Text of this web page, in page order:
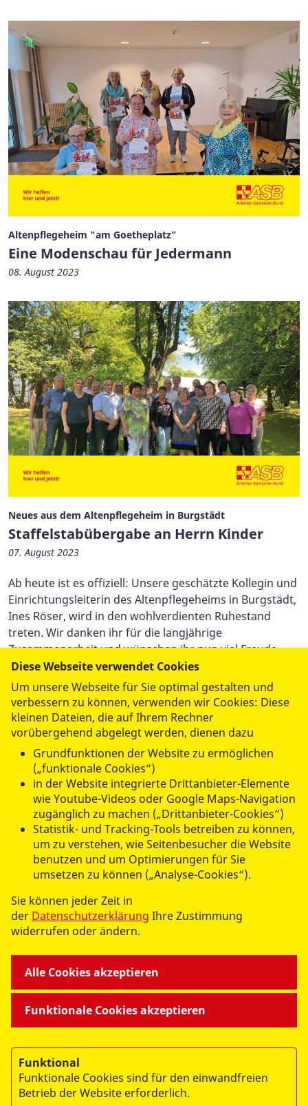
Altenpflegeheim "am Goetheplatz"
Eine Modenschau für Jedermann
08. August 2023
Neues aus dem Altenpflegeheim in Burgstädt
Staffelstabübergabe an Herrn Kinder
07. August 2023
Ab heute ist es offiziell: Unsere geschätzte Kollegin und
Einrichtungsleiterin des Altenpflegeheims in Burgstädt,
Ines Röser, wird in den wohlverdienten Ruhestand
treten. Wir danken ihr für die langjährige
Zusammenarbeit und wünschen ihr nun viel Freude
und tolle Erlebnisse in diesem neuen Lebensabschnitt.
1 2 3 4
8
UNSERE ANGEBOTE
WIR ÜBER UNS
Impressum
Datenschutz
Diese Webseite verwendet Cookies
Um unsere Webseite für Sie optimal gestalten und
verbessern zu können, verwenden wir Cookies: Diese
kleinen Dateien, die auf Ihrem Rechner
vorübergehend abgelegt werden, dienen dazu
Grundfunktionen der Website zu ermöglichen
(„funktionale Cookies“)
in der Website integrierte Drittanbieter-Elemente
wie Youtube-Videos oder Google Maps-Navigation
zugänglich zu machen („Drittanbieter-Cookies“)
Statistik- und Tracking-Tools betreiben zu können,
um zu verstehen, wie Seitenbesucher die Website
benutzen und um Optimierungen für Sie
umsetzen zu können („Analyse-Cookies“).
Sie können jeder Zeit in
der Datenschutzerklärung Ihre Zustimmung
widerrufen oder ändern.
Funktionale Cookies akzeptieren
Alle Cookies akzeptieren
Funktional
Funktionale Cookies sind für den einwandfreien
Betrieb der Website erforderlich.